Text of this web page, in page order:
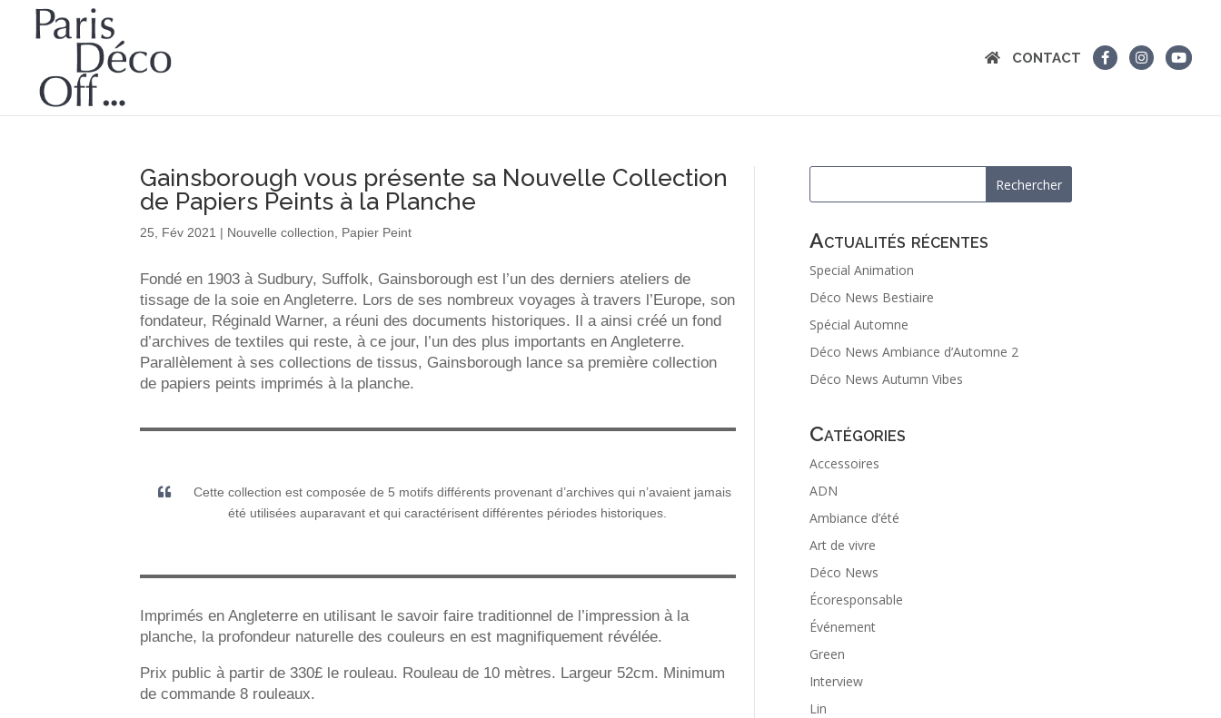
CONTACT
Gainsborough vous présente sa Nouvelle Collection
de Papiers Peints à la Planche
25, Fév 2021 | Nouvelle collection Papier Peint
Fondé en 1903 à Sudbury, Suffolk, Gainsborough est l’un des derniers ateliers de
tissage de la soie en Angleterre. Lors de ses nombreux voyages à travers l’Europe, son
fondateur, Réginald Warner, a réuni des documents historiques. Il a ainsi créé un fond
d’archives de textiles qui reste, à ce jour, l’un des plus importants en Angleterre.
Parallèlement à ses collections de tissus, Gainsborough lance sa première collection
de papiers peints imprimés à la planche.
Cette collection est composée de 5 motifs différents provenant d’archives qui n’avaient jamais
été utilisées auparavant et qui caractérisent différentes périodes historiques.
Imprimés en Angleterre en utilisant le savoir faire traditionnel de l’impression à la
planche, la profondeur naturelle des couleurs en est magnifiquement révélée.
Prix public à partir de 330£ le rouleau. Rouleau de 10 mètres. Largeur 52cm. Minimum
de commande 8 rouleaux.
Actualités récentes
Special Animation
Déco News Bestiaire
Spécial Automne
Déco News Ambiance d’Automne 2
Déco News Autumn Vibes
Catégories
Accessoires
ADN
Ambiance d’été
Art de vivre
Déco News
Écoresponsable
Événement
Green
Interview
Lin